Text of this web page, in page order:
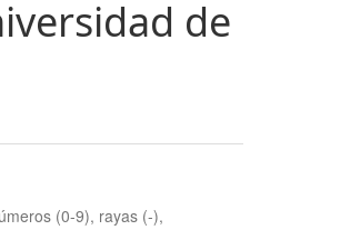
de
(0-9), rayas (-),